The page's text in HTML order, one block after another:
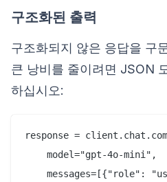
구조화된 출력
구조화되지 않은 응답을 구
큰 낭비를 줄이려면 JSON
하십시오:
response =
    model="gpt-4o-mini",
messages=[{"role":